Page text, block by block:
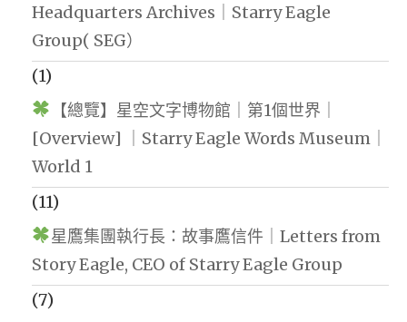
Headquarters Archives｜Starry Eagle
Group( SEG）
(1)
【總覽】星空文字博物館｜第1個世界｜
[Overview] ｜Starry Eagle Words Museum｜
World 1
(11)
星鷹集團執行長：故事鷹信件｜Letters from
Story Eagle, CEO of Starry Eagle Group
(7)